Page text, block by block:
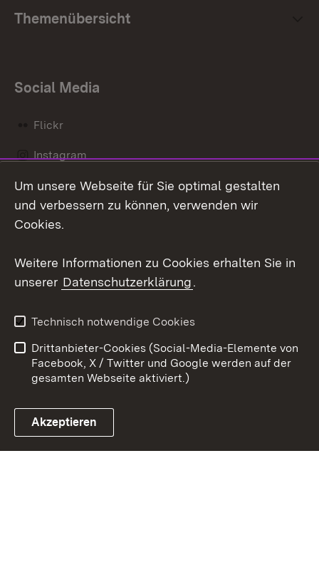
Themenübersicht
Social Media
Flickr
Instagram
Social Wall
Link zum Landesportal
Barrierefreiheit
Benutzungshinweise
Impressum
Cookies
Um unsere Webseite für Sie optimal gestalten
und verbessern zu können, verwenden wir
Cookies.
Weitere Informationen zu Cookies erhalten Sie in
unserer Datenschutzerklärung.
Technisch notwendige Cookies
Drittanbieter-Cookies (Social-Media-Elemente von
Facebook, X / Twitter und Google werden auf der
gesamten Webseite aktiviert.)
Akzeptieren